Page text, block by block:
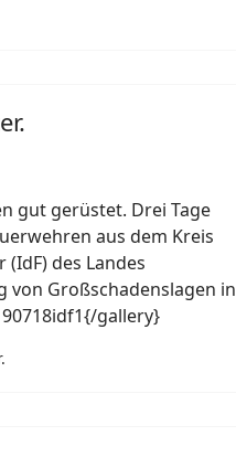
gut gerüstet. Drei Tage
aus dem Kreis
des Landes
von Großschadenslagen in
gallery}